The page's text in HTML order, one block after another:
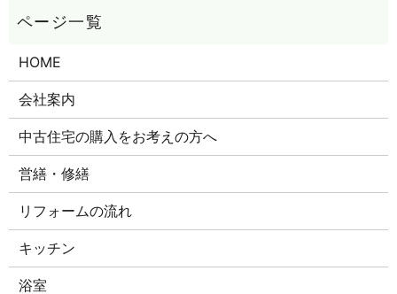
HOME
会社案内
中古住宅の購入をお考えの方へ
営繕・修繕
リフォームの流れ
キッチン
浴室